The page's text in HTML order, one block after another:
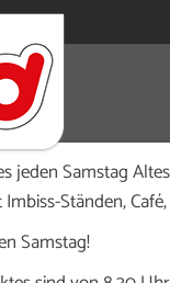
am Aachener Platz
Markt ist seit über
jeden Samstag
Ständen,
Samstag!